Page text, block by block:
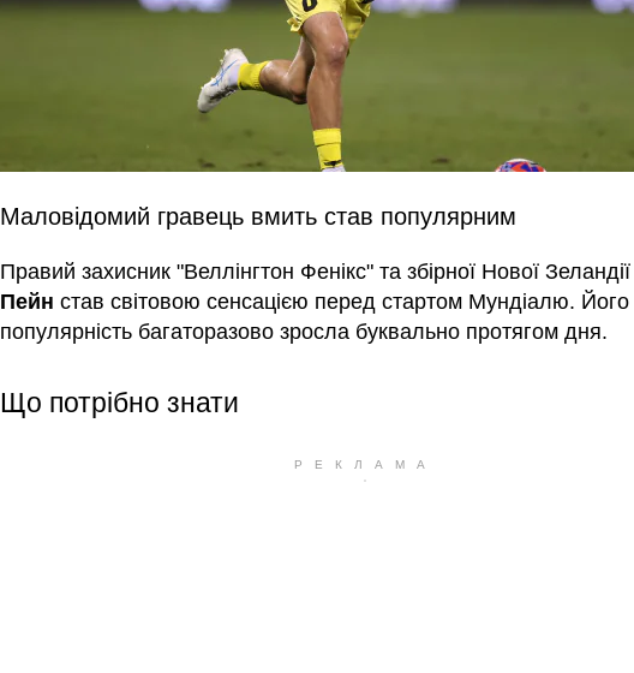
Маловідомий гравець вмить став популярним
Правий захисник "Веллінгтон Фенікс" та збірної Нової
Пейн став світовою сенсацією перед стартом Мундіалю. Його
популярність багаторазово зросла буквально протягом дня.
Що потрібно знати